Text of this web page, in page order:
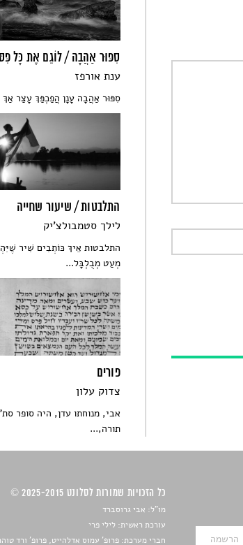
סִפּוּר אַהֲבָה / לוֹגֵם אֶת כָּל
ענת אורפז
סִפּוּר אַהֲבָה עָנָן הֲפַכְפַּךְ עָצַר
התלבטות / שיעור שחייה
לילך סטמבולצ'יק
התלבטות אֵיךְ כּוֹתְבִים שִׁיר
מְעַט מְבֻלְבָּל...
פורים
צדוק עלון
אבי, מנוחתו עדן, היה סופר
תורה,...
כל הזכויות שמורות לסלונט 2025-2015 ©
מו"ל: אבי גרוסברד
עורכת ראשית: לילי פרי
חברי מערכת: פרופ' עמוס אדלהייט, פרופ' ורד